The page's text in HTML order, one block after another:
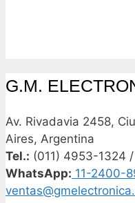
G.M.
Av. Rivadavia 2458,
Aires, Argentina
Tel.: (011) 4953-1324
WhatsApp: 11-2400-